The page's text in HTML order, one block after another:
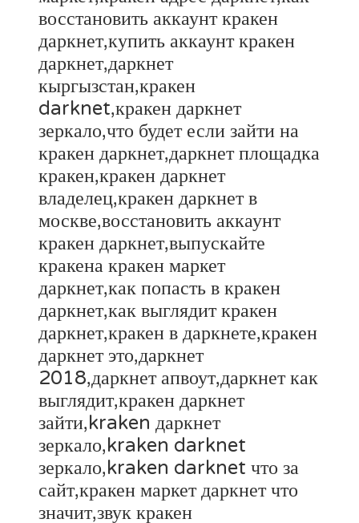
восстановить аккаунт кракен
даркнет,купить аккаунт кракен
даркнет,даркнет
кыргызстан,кракен
darknet,кракен даркнет
зеркало,что будет если зайти на
кракен даркнет,даркнет площадка
кракен,кракен даркнет
владелец,кракен даркнет в
москве,восстановить аккаунт
кракен даркнет,выпускайте
кракена кракен маркет
даркнет,как попасть в кракен
даркнет,как выглядит кракен
даркнет,кракен в даркнете,кракен
даркнет это,даркнет
2018,даркнет апвоут,даркнет как
выглядит,кракен даркнет
зайти,kraken даркнет
зеркало,kraken darknet
зеркало,kraken darknet что за
сайт,кракен маркет даркнет что
значит,звук кракен